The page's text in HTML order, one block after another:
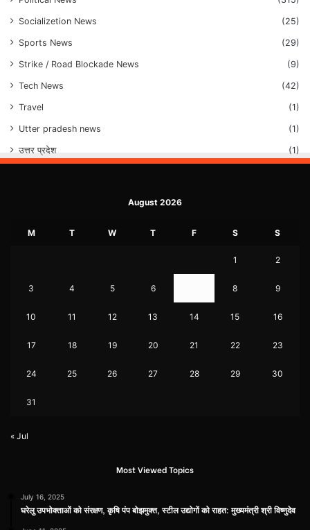
Socializetion News (25)
Sports News (29)
Strike / Road Blockade News (9)
Tech News (42)
Travel (1)
Utter pradesh news (1)
उत्तर प्रदेश (1)
August 2026
M T W T F S S
1 2
3 4 5 6 8 9
10 11 12 13 14 15 16
17 18 19 20 21 22 23
24 25 26 27 28 29 30
31
« Jul
Most Viewed Topics
July 16, 2025
घरेलु उपभोक्ताओं को संरक्षण, कृषि पंप बोझमुक्त, स्टील उद्योगों को राहत: मुख्यमंत्री श्री विष्णुदेव